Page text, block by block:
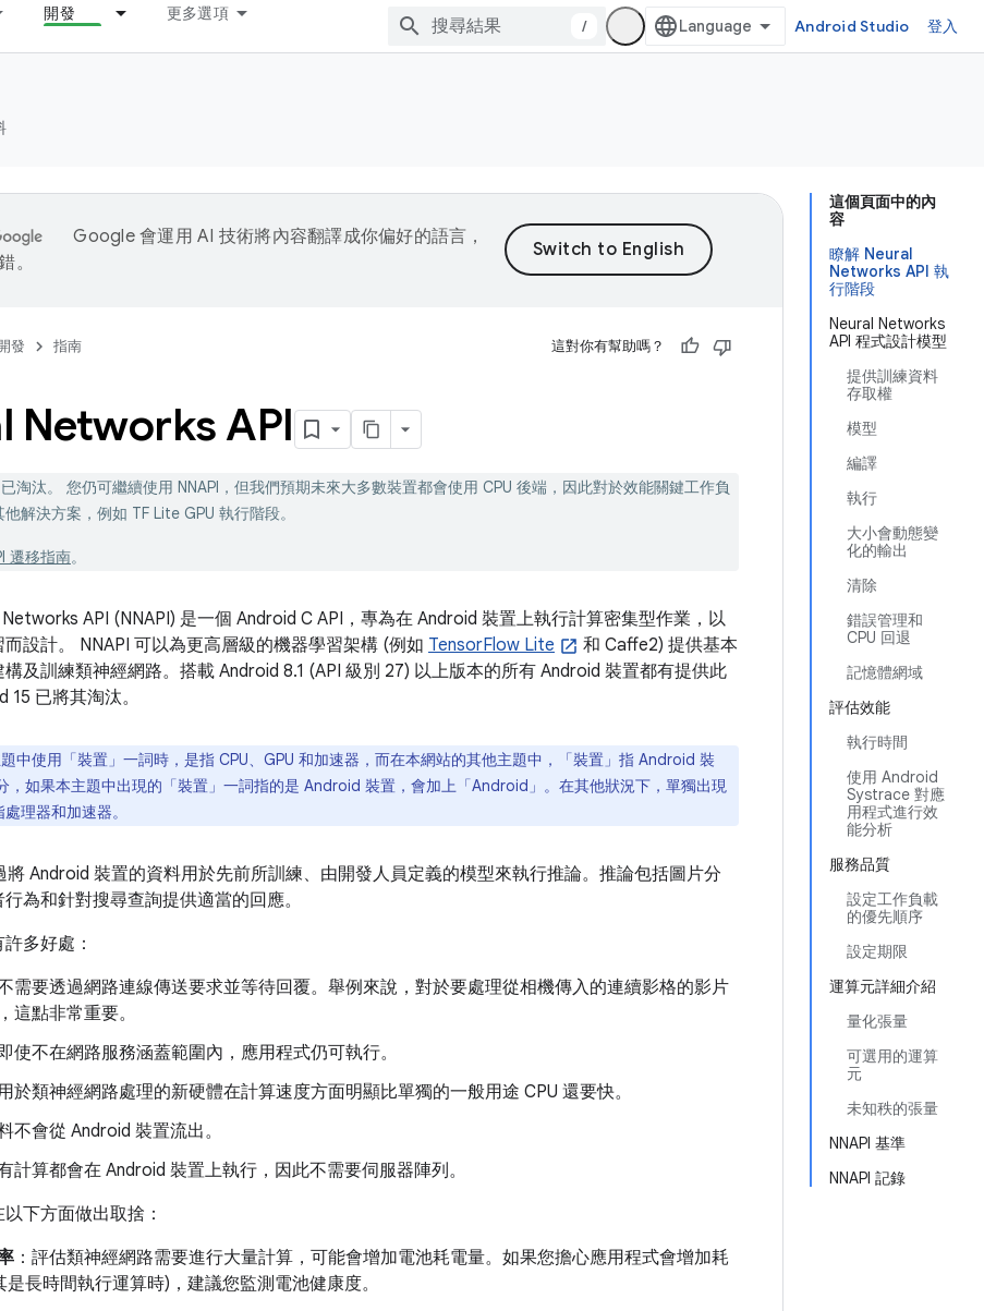
開發 更多選項
/ Android Studio 登入
這個頁面中的內
容
瞭解 Neural
Networks API 執
行階段
Neural Networks
API 程式設計模型
提供訓練資料
存取權
模型
編譯
執行
大小會動態變
化的輸出
清除
錯誤管理和
CPU 回退
記憶體網域
評估效能
執行時間
使用 Android
Systrace 對應
用程式進行效
能分析
服務品質
設定工作負載
的優先順序
設定期限
運算元詳細介紹
量化張量
可選用的運算
元
未知秩的張量
NNAPI 基準
NNAPI 記錄
Google 會運用 AI 技術將內容翻譯成你偏好的語言，
。
發 指南 這對你有幫助嗎？
Networks API
已淘汰。 您仍可繼續使用 NNAPI，但我們預期未來大多數裝置都會使用 CPU 後端，因此對於效能關鍵工作負
解決方案，例如 TF Lite GPU 執行階段。
遷移指南。
API (NNAPI) 是一個 Android C API，專為在 Android 裝置上執行計算密集型作業，以
設計。 NNAPI 可以為更高層級的機器學習架構 (例如 TensorFlow Lite
和 Caffe2) 提供基本
及訓練類神經網路。搭載 Android 8.1 (API 級別 27) 以上版本的所有 Android 裝置都有提供此
15 已將其淘汰。
題中使用「裝置」一詞時，是指 CPU、GPU 和加速器，而在本網站的其他主題中，「裝置」指 Android 裝
，如果本主題中出現的「裝置」一詞指的是 Android 裝置，會加上「Android」。在其他狀況下，單獨出現
理器和加速器。
將 Android 裝置的資料用於先前所訓練、由開發人員定義的模型來執行推論。推論包括圖片分
為和針對搜尋查詢提供適當的回應。
多好處：
需要透過網路連線傳送要求並等待回覆。舉例來說，對於要處理從相機傳入的連續影格的影片
這點非常重要。
使不在網路服務涵蓋範圍內，應用程式仍可執行。
於類神經網路處理的新硬體在計算速度方面明顯比單獨的一般用途 CPU 還要快。
不會從 Android 裝置流出。
計算都會在 Android 裝置上執行，因此不需要伺服器陣列。
下方面做出取捨：
：評估類神經網路需要進行大量計算，可能會增加電池耗電量。如果您擔心應用程式會增加耗
是長時間執行運算時)，建議您監測電池健康度。